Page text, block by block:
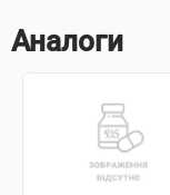
Аналоги